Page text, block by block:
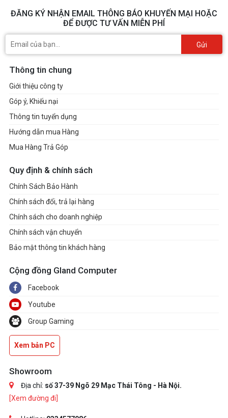
ĐĂNG KÝ NHẬN EMAIL THÔNG BÁO KHUYẾN MẠI HOẶC
ĐỂ ĐƯỢC TƯ VẤN MIỄN PHÍ
Gửi
Thông tin chung
Giới thiệu công ty
Góp ý, Khiếu nại
Thông tin tuyển dụng
Hướng dẫn mua Hàng
Mua Hàng Trả Góp
Quy định & chính sách
Chính Sách Bảo Hành
Chính sách đổi, trả lại hàng
Chính sách cho doanh nghiệp
Chính sách vận chuyển
Bảo mật thông tin khách hàng
Cộng đồng Gland Computer
Facebook
Youtube
Group Gaming
Xem bản PC
Showroom
Địa chỉ: số 37-39 Ngõ 29 Mạc Thái Tông - Hà Nội.
[Xem đường đi]